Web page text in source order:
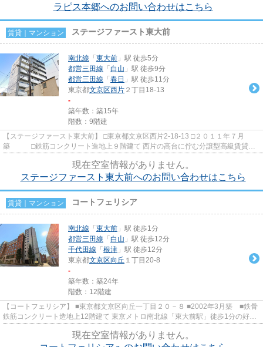
ラピス本郷へのお問い合わせはこちら
賃貸｜マンション ステージファースト東大前
南北線 「 東大前 」駅 徒歩5分
都営三田線 「 白山 」駅 徒歩9分
都営三田線 「 春日 」駅 徒歩11分
東京都文京区西片 ２丁目18-13
-
築年数：築15年
階数：9階建
【ステージファースト東大前】 □東京都文京区西片2-18-13 □２０１１年７月
築 □鉄筋コンクリート造地上９階建て 西片の高台に佇む分譲型高級賃貸マ
現在空室情報がありません。
ステージファースト東大前へのお問い合わせはこちら
賃貸｜マンション コートフェリシア
南北線 「 東大前 」駅 徒歩1分
都営三田線 「 白山 」駅 徒歩12分
千代田線 「 根津 」駅 徒歩12分
東京都文京区向丘 １丁目20-8
-
築年数：築24年
階数：12階建
【コートフェリシア】 ■東京都文京区向丘一丁目２０－８ ■2002年3月築 ■鉄骨
鉄筋コンクリート造地上12階建て 東京メトロ南北線「東大前駅」徒歩1分の好立
現在空室情報がありません。